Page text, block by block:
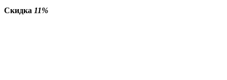
Скидка 11%